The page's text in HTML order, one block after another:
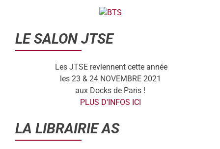
LE SALON JTSE
Les JTSE reviennent cette année
les 23 & 24 NOVEMBRE 2021
aux Docks de Paris !
PLUS D'INFOS ICI
LA LIBRAIRIE AS